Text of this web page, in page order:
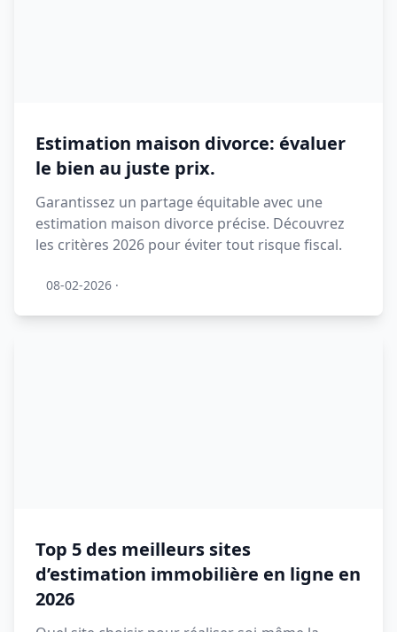
Estimation maison divorce: évaluer
le bien au juste prix.
Garantissez un partage équitable avec une
estimation maison divorce précise. Découvrez
les critères 2026 pour éviter tout risque fiscal.
08-02-2026 ·
Top 5 des meilleurs sites
d’estimation immobilière en ligne en
2026